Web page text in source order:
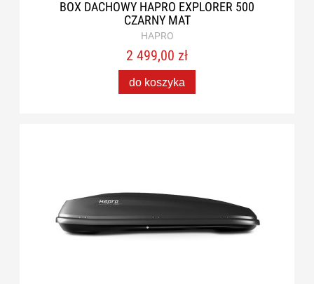
BOX DACHOWY HAPRO EXPLORER 500
CZARNY MAT
HAPRO
2 499,00 zł
do koszyka